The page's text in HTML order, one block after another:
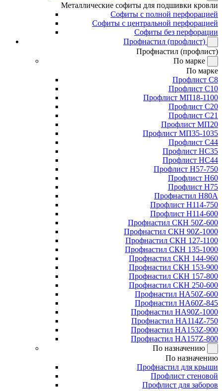
Металлические софиты для подшивки кровли
Софиты с полной перфорацией
Софиты с центральной перфорацией
Софиты без перфорации
Профнастил (профлист)
Профнастил (профлист)
По марке
По марке
Профлист С8
Профлист С10
Профлист МП18-1100
Профлист С20
Профлист С21
Профлист МП20
Профлист МП35-1035
Профлист С44
Профлист НС35
Профлист НС44
Профлист Н57-750
Профлист Н60
Профлист Н75
Профнастил Н80А
Профлист Н114-750
Профлист Н114-600
Профнастил СКН 50Z-600
Профнастил СКН 90Z-1000
Профнастил СКН 127-1100
Профнастил СКН 135-1000
Профнастил СКН 144-960
Профнастил СКН 153-900
Профнастил СКН 157-800
Профнастил СКН 250-600
Профнастил НА50Z-600
Профнастил НА60Z-845
Профнастил НА90Z-1000
Профнастил НА114Z-750
Профнастил НА153Z-900
Профнастил НА157Z-800
По назначению
По назначению
Профнастил для крыши
Профлист стеновой
Профлист для заборов